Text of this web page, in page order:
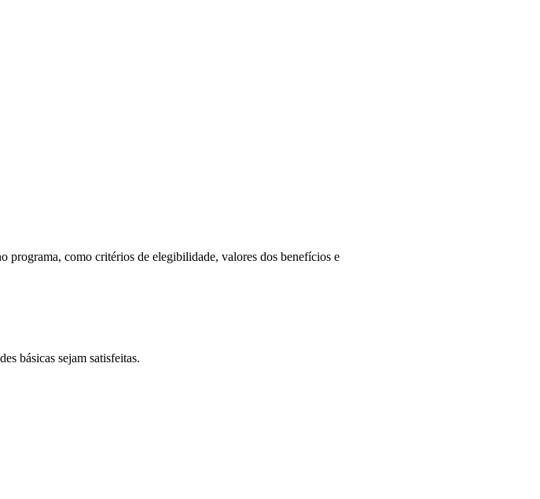
programa, como critérios de elegibilidade, valores dos benefícios e
básicas sejam satisfeitas.